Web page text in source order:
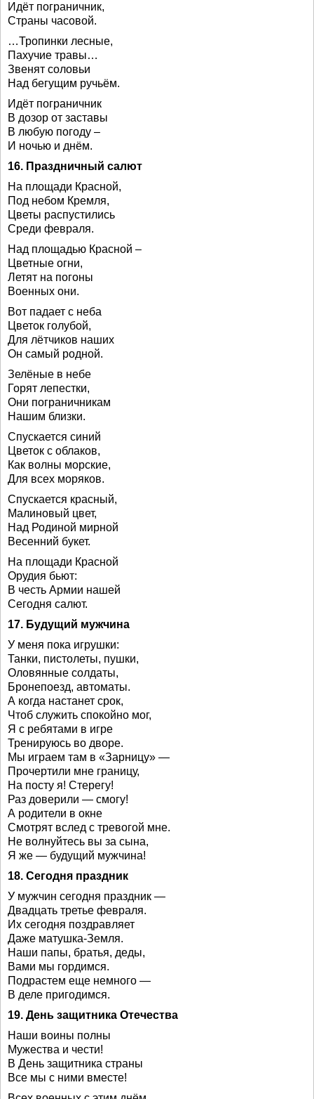
Идёт пограничник,
Страны часовой.
…Тропинки лесные,
Пахучие травы…
Звенят соловьи
Над бегущим ручьём.
Идёт пограничник
В дозор от заставы
В любую погоду –
И ночью и днём.
16. Праздничный салют
На площади Красной,
Под небом Кремля,
Цветы распустились
Среди февраля.
Над площадью Красной –
Цветные огни,
Летят на погоны
Военных они.
Вот падает с неба
Цветок голубой,
Для лётчиков наших
Он самый родной.
Зелёные в небе
Горят лепестки,
Они пограничникам
Нашим близки.
Спускается синий
Цветок с облаков,
Как волны морские,
Для всех моряков.
Спускается красный,
Малиновый цвет,
Над Родиной мирной
Весенний букет.
На площади Красной
Орудия бьют:
В честь Армии нашей
Сегодня салют.
17. Будущий мужчина
У меня пока игрушки:
Танки, пистолеты, пушки,
Оловянные солдаты,
Бронепоезд, автоматы.
А когда настанет срок,
Чтоб служить спокойно мог,
Я с ребятами в игре
Тренируюсь во дворе.
Мы играем там в «Зарницу» —
Прочертили мне границу,
На посту я! Стерегу!
Раз доверили — смогу!
А родители в окне
Смотрят вслед с тревогой мне.
Не волнуйтесь вы за сына,
Я же — будущий мужчина!
18. Сегодня праздник
У мужчин сегодня праздник —
Двадцать третье февраля.
Их сегодня поздравляет
Даже матушка-Земля.
Наши папы, братья, деды,
Вами мы гордимся.
Подрастем еще немного —
В деле пригодимся.
19. День защитника Отечества
Наши воины полны
Мужества и чести!
В День защитника страны
Все мы с ними вместе!